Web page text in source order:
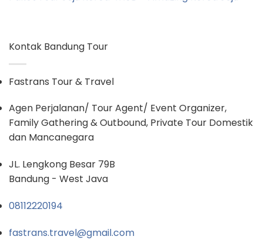
Kontak Bandung Tour
Fastrans Tour & Travel
Agen Perjalanan/ Tour Agent/ Event Organizer,
Family Gathering & Outbound, Private Tour Domestik
dan Mancanegara
JL. Lengkong Besar 79B
Bandung - West Java
08112220194
fastrans.travel@gmail.com